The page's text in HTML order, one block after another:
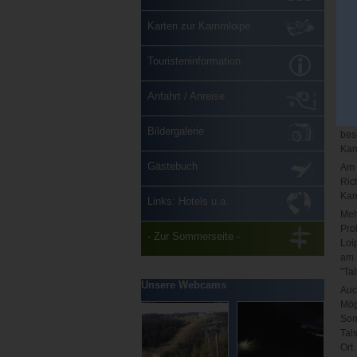
Karten zur Kammloipe
Touristeninformation
Anfahrt / Anreise
Bildergalerie
Gästebuch
Links: Hotels u.a.
- Zur Sommerseite -
Unsere Webcams
Am
am
Ort.